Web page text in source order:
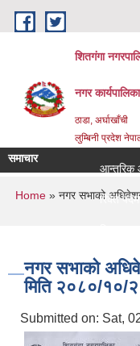
Skip to main content
शितगंगा
नगर
ठाडा, अर्घाखाँची
लुम्बिनी प्रदेश
समाचार
आन्तरिक
रिक्त पदमा
You are
Home» नगर सभाको
नगर सभाको
मिति २०८०/१०/
Submitted on: Sat,